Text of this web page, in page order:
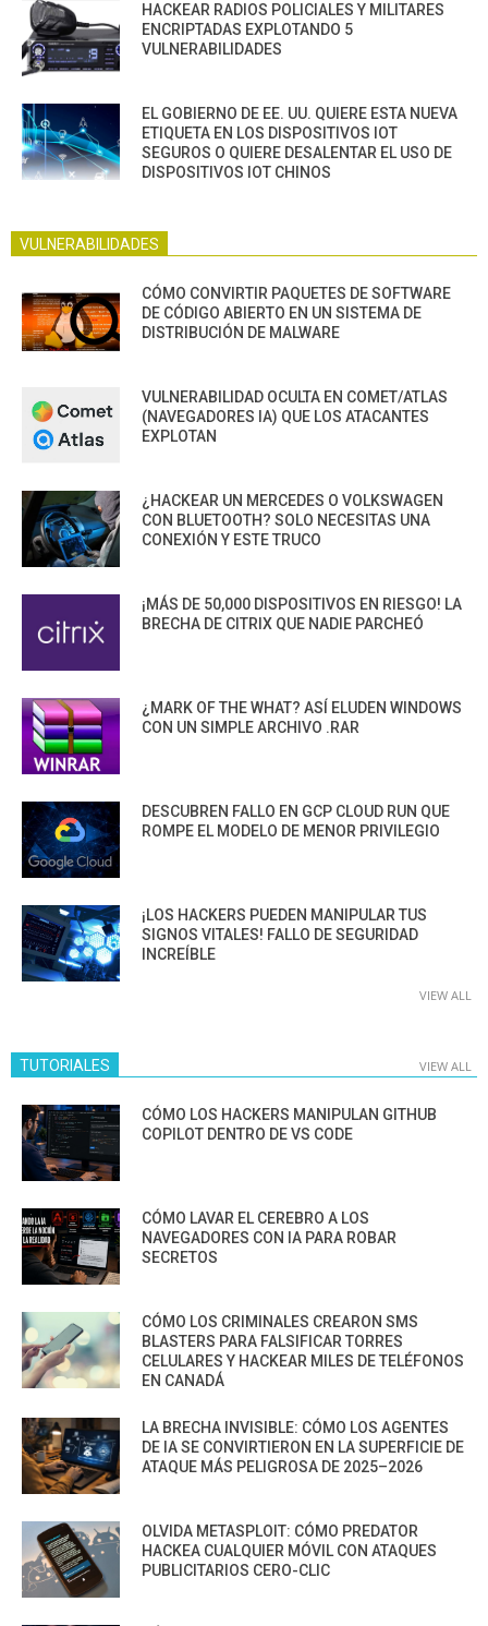
HACKEAR RADIOS POLICIALES Y MILITARES
ENCRIPTADAS EXPLOTANDO 5
VULNERABILIDADES
EL GOBIERNO DE EE. UU. QUIERE ESTA NUEVA
ETIQUETA EN LOS DISPOSITIVOS IOT
SEGUROS O QUIERE DESALENTAR EL USO DE
DISPOSITIVOS IOT CHINOS
VULNERABILIDADES
CÓMO CONVIRTIR PAQUETES DE SOFTWARE
DE CÓDIGO ABIERTO EN UN SISTEMA DE
DISTRIBUCIÓN DE MALWARE
VULNERABILIDAD OCULTA EN COMET/ATLAS
(NAVEGADORES IA) QUE LOS ATACANTES
EXPLOTAN
¿HACKEAR UN MERCEDES O VOLKSWAGEN
CON BLUETOOTH? SOLO NECESITAS UNA
CONEXIÓN Y ESTE TRUCO
¡MÁS DE 50,000 DISPOSITIVOS EN RIESGO! LA
BRECHA DE CITRIX QUE NADIE PARCHEÓ
¿MARK OF THE WHAT? ASÍ ELUDEN WINDOWS
CON UN SIMPLE ARCHIVO .RAR
DESCUBREN FALLO EN GCP CLOUD RUN QUE
ROMPE EL MODELO DE MENOR PRIVILEGIO
¡LOS HACKERS PUEDEN MANIPULAR TUS
SIGNOS VITALES! FALLO DE SEGURIDAD
INCREÍBLE
VIEW ALL
TUTORIALES VIEW ALL
CÓMO LOS HACKERS MANIPULAN GITHUB
COPILOT DENTRO DE VS CODE
CÓMO LAVAR EL CEREBRO A LOS
NAVEGADORES CON IA PARA ROBAR
SECRETOS
CÓMO LOS CRIMINALES CREARON SMS
BLASTERS PARA FALSIFICAR TORRES
CELULARES Y HACKEAR MILES DE TELÉFONOS
EN CANADÁ
LA BRECHA INVISIBLE: CÓMO LOS AGENTES
DE IA SE CONVIRTIERON EN LA SUPERFICIE DE
ATAQUE MÁS PELIGROSA DE 2025–2026
OLVIDA METASPLOIT: CÓMO PREDATOR
HACKEA CUALQUIER MÓVIL CON ATAQUES
PUBLICITARIOS CERO-CLIC